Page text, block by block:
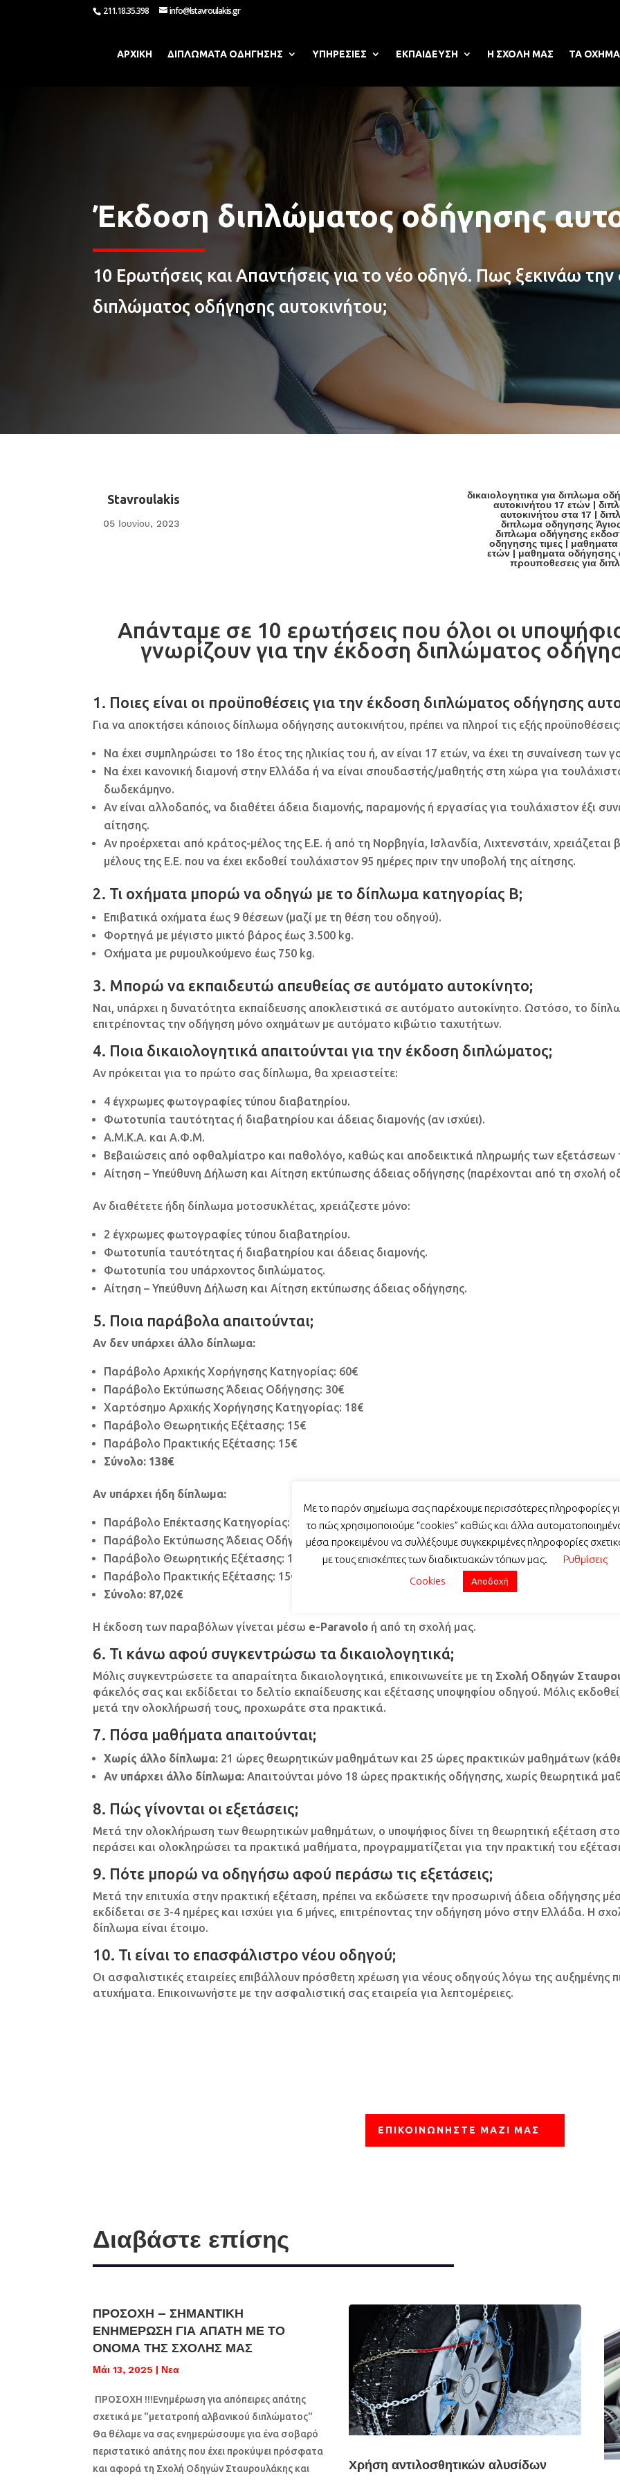
211.18.35.398 info@lstavroulakis.gr
ΑΡΧΙΚΗ ΔΙΠΛΩΜΑΤΑ ΟΔΗΓΗΣΗΣ ΥΠΗΡΕΣΙΕΣ ΕΚΠΑΙΔΕΥΣΗ Η ΣΧΟΛΗ ΜΑΣ ΤΑ
Έκδοση διπλώματος οδήγησης
10 Ερωτήσεις και Απαντήσεις για το νέο οδηγό. Πως ξεκινάω την
διπλώματος οδήγησης αυτοκινήτου;
Stavroulakis
05 Ιουνίου, 2023
δικαιολογητικα για διπλωμα
αυτοκινήτου 17 ετών|
αυτοκινήτου στα 17 |
διπλωμα οδηγησης
διπλωμα οδήγησης
οδηγησης τιμες|
ετών| μαθηματα οδήγησης
προυποθεσεις για
Απάνταμε σε 10 ερωτήσεις που όλοι οι
γνωρίζουν για την έκδοση διπλώματος
1. Ποιες είναι οι προϋποθέσεις για την έκδοση διπλώματος οδήγησης
Για να αποκτήσει κάποιος δίπλωμα οδήγησης αυτοκινήτου, πρέπει να πληροί τις εξής προϋποθέσεις:
Να έχει συμπληρώσει το 18ο έτος της ηλικίας του ή, αν είναι 17 ετών, να έχει τη συναίνεση των
Να έχει κανονική διαμονή στην Ελλάδα ή να είναι σπουδαστής/μαθητής στη χώρα για
δωδεκάμηνο.
Αν είναι αλλοδαπός, να διαθέτει άδεια διαμονής, παραμονής ή εργασίας για τουλάχιστον έξι
αίτησης.
Αν προέρχεται από κράτος-μέλος της Ε.Ε. ή από τη Νορβηγία, Ισλανδία, Λιχτενστάιν,
μέλους της Ε.Ε. που να έχει εκδοθεί τουλάχιστον 95 ημέρες πριν την υποβολή της αίτησης.
2. Τι οχήματα μπορώ να οδηγώ με το δίπλωμα κατηγορίας Β;
Επιβατικά οχήματα έως 9 θέσεων (μαζί με τη θέση του οδηγού).
Φορτηγά με μέγιστο μικτό βάρος έως 3.500 kg.
Οχήματα με ρυμουλκούμενο έως 750 kg.
3. Μπορώ να εκπαιδευτώ απευθείας σε αυτόματο αυτοκίνητο;
Ναι, υπάρχει η δυνατότητα εκπαίδευσης αποκλειστικά σε αυτόματο αυτοκίνητο. Ωστόσο, το
επιτρέποντας την οδήγηση μόνο οχημάτων με αυτόματο κιβώτιο ταχυτήτων.
4. Ποια δικαιολογητικά απαιτούνται για την έκδοση διπλώματος;
Αν πρόκειται για το πρώτο σας δίπλωμα, θα χρειαστείτε:
4 έγχρωμες φωτογραφίες τύπου διαβατηρίου.
Φωτοτυπία ταυτότητας ή διαβατηρίου και άδειας διαμονής (αν ισχύει).
Α.Μ.Κ.Α. και Α.Φ.Μ.
Βεβαιώσεις από οφθαλμίατρο και παθολόγο, καθώς και αποδεικτικά πληρωμής των εξετάσεων
Αίτηση – Υπεύθυνη Δήλωση και Αίτηση εκτύπωσης άδειας οδήγησης (παρέχονται από τη σχολή
Αν διαθέτετε ήδη δίπλωμα μοτοσυκλέτας, χρειάζεστε μόνο:
2 έγχρωμες φωτογραφίες τύπου διαβατηρίου.
Φωτοτυπία ταυτότητας ή διαβατηρίου και άδειας διαμονής.
Φωτοτυπία του υπάρχοντος διπλώματος.
Αίτηση – Υπεύθυνη Δήλωση και Αίτηση εκτύπωσης άδειας οδήγησης.
5. Ποια παράβολα απαιτούνται;
Αν δεν υπάρχει άλλο δίπλωμα:
Παράβολο Αρχικής Χορήγησης Κατηγορίας: 60€
Παράβολο Εκτύπωσης Άδειας Οδήγησης: 30€
Χαρτόσημο Αρχικής Χορήγησης Κατηγορίας: 18€
Παράβολο Θεωρητικής Εξέτασης: 15€
Παράβολο Πρακτικής Εξέτασης: 15€
Σύνολο: 138€
Αν υπάρχει ήδη δίπλωμα:
Παράβολο Επέκτασης Κατηγορίας: 27,02€
Παράβολο Εκτύπωσης Άδειας Οδήγησης: 30€
Παράβολο Θεωρητικής Εξέτασης: 15€
Παράβολο Πρακτικής Εξέτασης: 15€
Σύνολο: 87,02€
Η έκδοση των παραβόλων γίνεται μέσω e-Paravolo ή από τη σχολή μας.
6. Τι κάνω αφού συγκεντρώσω τα δικαιολογητικά;
Μόλις συγκεντρώσετε τα απαραίτητα δικαιολογητικά, επικοινωνείτε με τη Σχολή Οδηγών
φάκελός σας και εκδίδεται το δελτίο εκπαίδευσης και εξέτασης υποψηφίου οδηγού. Μόλις
μετά την ολοκλήρωσή τους, προχωράτε στα πρακτικά.
7. Πόσα μαθήματα απαιτούνται;
Χωρίς άλλο δίπλωμα: 21 ώρες θεωρητικών μαθημάτων και 25 ώρες πρακτικών μαθημάτων (κάθε
Αν υπάρχει άλλο δίπλωμα: Απαιτούνται μόνο 18 ώρες πρακτικής οδήγησης, χωρίς θεωρητικά
8. Πώς γίνονται οι εξετάσεις;
Μετά την ολοκλήρωση των θεωρητικών μαθημάτων, ο υποψήφιος δίνει τη θεωρητική εξέταση
περάσει και ολοκληρώσει τα πρακτικά μαθήματα, προγραμματίζεται για την πρακτική του
9. Πότε μπορώ να οδηγήσω αφού περάσω τις εξετάσεις;
Μετά την επιτυχία στην πρακτική εξέταση, πρέπει να εκδώσετε την προσωρινή άδεια οδήγησης
εκδίδεται σε 3-4 ημέρες και ισχύει για 6 μήνες, επιτρέποντας την οδήγηση μόνο στην Ελλάδα. Η
δίπλωμα είναι έτοιμο.
10. Τι είναι το επασφάλιστρο νέου οδηγού;
Οι ασφαλιστικές εταιρείες επιβάλλουν πρόσθετη χρέωση για νέους οδηγούς λόγω της αυξημένης
ατυχήματα. Επικοινωνήστε με την ασφαλιστική σας εταιρεία για λεπτομέρειες.
ΕΠΙΚΟΙΝΩΝΉΣΤΕ ΜΑΖΊ ΜΑΣ
Διαβάστε επίσης
ΠΡΟΣΟΧΗ – ΣΗΜΑΝΤΙΚΗ
ΕΝΗΜΕΡΩΣΗ ΓΙΑ ΑΠΑΤΗ ΜΕ ΤΟ
ΟΝΟΜΑ ΤΗΣ ΣΧΟΛΗΣ ΜΑΣ
Μάι 13, 2025 | Νεα
ΠΡΟΣΟΧΗ !!!Ενημέρωση για απόπειρες απάτης
σχετικά με "μετατροπή αλβανικού διπλώματος"
Θα θέλαμε να σας ενημερώσουμε για ένα σοβαρό
περιστατικό απάτης που έχει προκύψει πρόσφατα
και αφορά τη Σχολή Οδηγών Σταυρουλάκης και
Χρήση αντιλοσθητικών αλυσίδων
Με το παρόν σημείωμα σας παρέχουμε περισσότερες πληροφορίες
το πώς χρησιμοποιούμε “cookies” καθώς και άλλα
μέσα προκειμένου να συλλέξουμε συγκεκριμένες πληροφορίες
με τους επισκέπτες των διαδικτυακών τόπων μας.
Ρυθμίσεις
Cookies
Αποδοχή